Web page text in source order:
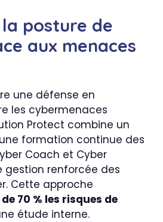
posture de
aux menaces
une défense en
les cybermenaces
Protect combine un
formation continue des
Coach et Cyber
gestion renforcée des
Cette approche
70 % les risques de
étude interne.